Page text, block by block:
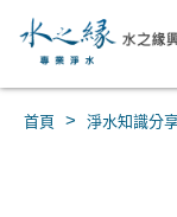
首頁 > 淨水知識分